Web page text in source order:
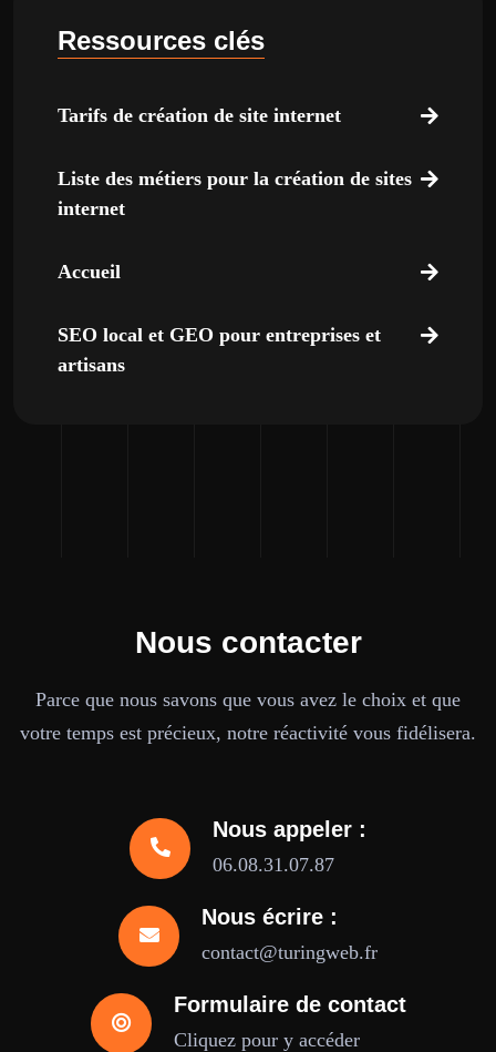
Ressources clés
Tarifs de création de site internet
Liste des métiers pour la création de sites
internet
Accueil
SEO local et GEO pour entreprises et
artisans
Nous contacter
Parce que nous savons que vous avez le choix et que
votre temps est précieux, notre réactivité vous fidélisera.
Nous appeler :
06.08.31.07.87
Nous écrire :
contact@turingweb.fr
Formulaire de contact
Cliquez pour y accéder